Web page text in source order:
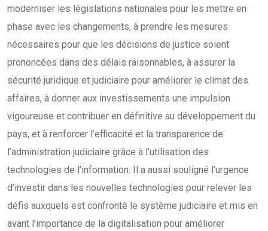
moderniser les législations nationales pour les mettre en
phase avec les changements, à prendre les mesures
nécessaires pour que les décisions de justice soient
prononcées dans des délais raisonnables, à assurer la
sécurité juridique et judiciaire pour améliorer le climat des
affaires, à donner aux investissements une impulsion
vigoureuse et contribuer en définitive au développement du
pays, et à renforcer l’efficacité et la transparence de
l’administration judiciaire grâce à l’utilisation des
technologies de l’information. Il a aussi souligné l’urgence
d’investir dans les nouvelles technologies pour relever les
défis auxquels est confronté le système judiciaire et mis en
avant l’importance de la digitalisation pour améliorer